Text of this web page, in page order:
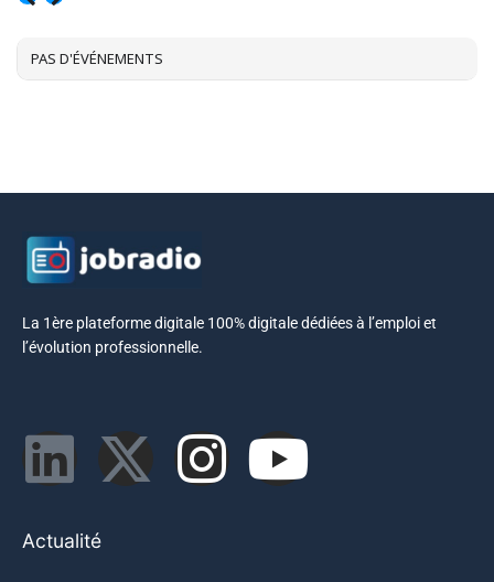
PAS D'ÉVÉNEMENTS
La 1ère plateforme digitale 100% digitale dédiées à l’emploi et
l’évolution professionnelle.
Actualité